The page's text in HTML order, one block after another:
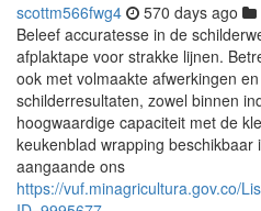
scottm566fwg4 570 days ago
Beleef accuratesse in de
afplaktape voor strakke lijnen.
ook met volmaakte afwerkingen
schilderresultaten, zowel binnen
hoogwaardige capaciteit met de
keukenblad wrapping beschikbaar
aangaande ons
https://vuf.minagricultura.gov.co/